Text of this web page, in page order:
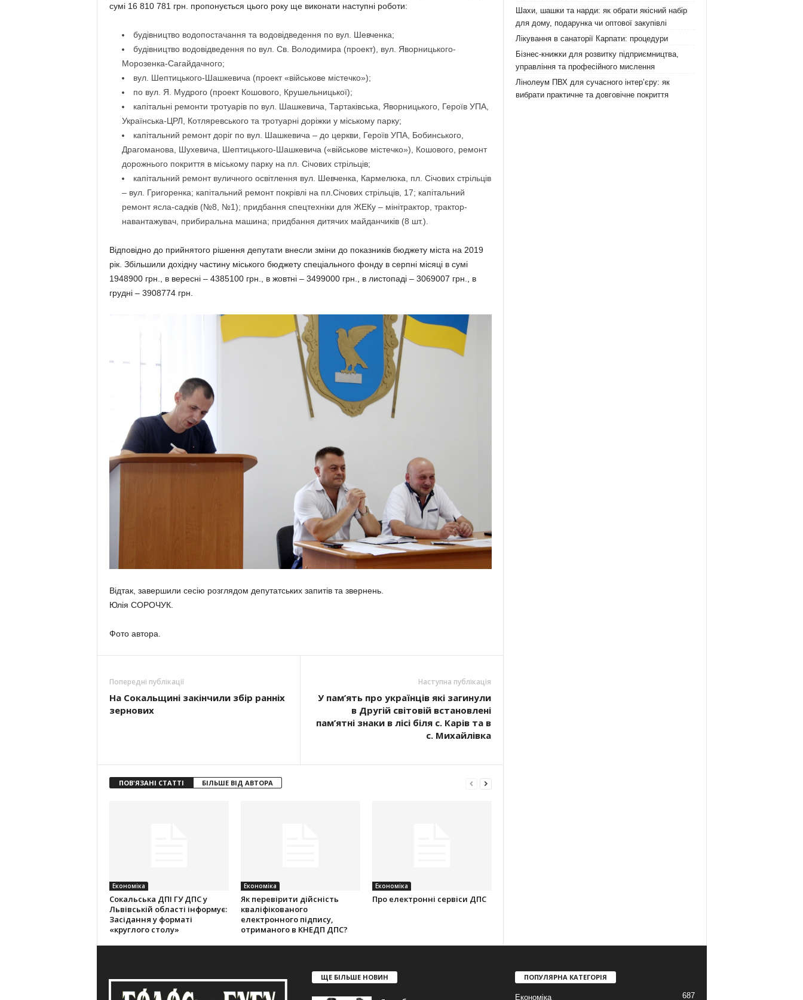
сумі 16 810 781 грн. пропонується цього року ще виконати наступні роботи:
будівництво водопостачання та водовідведення по вул. Шевченка;
будівництво водовідведення по вул. Св. Володимира (проект), вул. Яворницького-
Морозенка-Сагайдачного;
вул. Шептицького-Шашкевича (проект «військове містечко»);
по вул. Я. Мудрого (проект Кошового, Крушельницької);
капітальні ремонти тротуарів по вул. Шашкевича, Тартаківська, Яворницького, Героїв УПА,
Українська-ЦРЛ, Котляревського та тротуарні доріжки у міському парку;
капітальний ремонт доріг по вул. Шашкевича – до церкви, Героїв УПА, Бобинського,
Драгоманова, Шухевича, Шептицького-Шашкевича («військове містечко»), Кошового, ремонт
дорожнього покриття в міському парку на пл. Січових стрільців;
капітальний ремонт вуличного освітлення вул. Шевченка, Кармелюка, пл. Січових стрільців
– вул. Григоренка; капітальний ремонт покрівлі на пл.Січових стрільців, 17; капітальний
ремонт ясла-садків (№8, №1); придбання спецтехніки для ЖЕКу – мінітрактор, трактор-
навантажувач, прибиральна машина; придбання дитячих майданчиків (8 шт.).
Відповідно до прийнятого рішення депутати внесли зміни до показників бюджету міста на 2019
рік. Збільшили дохідну частину міського бюджету спеціального фонду в серпні місяці в сумі
1948900 грн., в вересні – 4385100 грн., в жовтні – 3499000 грн., в листопаді – 3069007 грн., в
грудні – 3908774 грн.
Відтак, завершили сесію розглядом депутатських запитів та звернень.
Юлія СОРОЧУК.
Фото автора.
Попередні публікації
На Сокальщині закінчили збір ранніх
зернових
Наступна публікація
У пам’ять про українців які загинули
в Другій світовій встановлені
пам’ятні знаки в лісі біля с. Карів та в
с. Михайлівка
ПОВ'ЯЗАНІ СТАТТІ БІЛЬШЕ ВІД АВТОРА
Економіка
Cокальська ДПІ ГУ ДПС у
Львівській області інформує:
Засідання у форматі
«круглого столу»
Економіка
Як перевірити дійсність
кваліфікованого
електронного підпису,
отриманого в КНЕДП ДПС?
Економіка
Про електронні сервіси ДПС
Шахи, шашки та нарди: як обрати якісний набір
для дому, подарунка чи оптової закупівлі
Лікування в санаторії Карпати: процедури
Бізнес-книжки для розвитку підприємництва,
управління та професійного мислення
Лінолеум ПВХ для сучасного інтер’єру: як
вибрати практичне та довговічне покриття
ЩЕ БІЛЬШЕ НОВИН ПОПУЛЯРНА КАТЕГОРІЯ
Економіка 687